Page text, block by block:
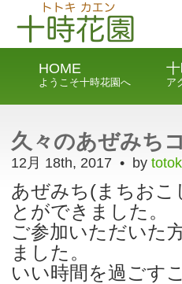
HOME
ようこそ十時花園へ ア
久々のあぜみち
12月 18th, 2017 • by
あぜみち(まちおこ
とができました。
ご参加いただいた
ました。
いい時間を過ごす